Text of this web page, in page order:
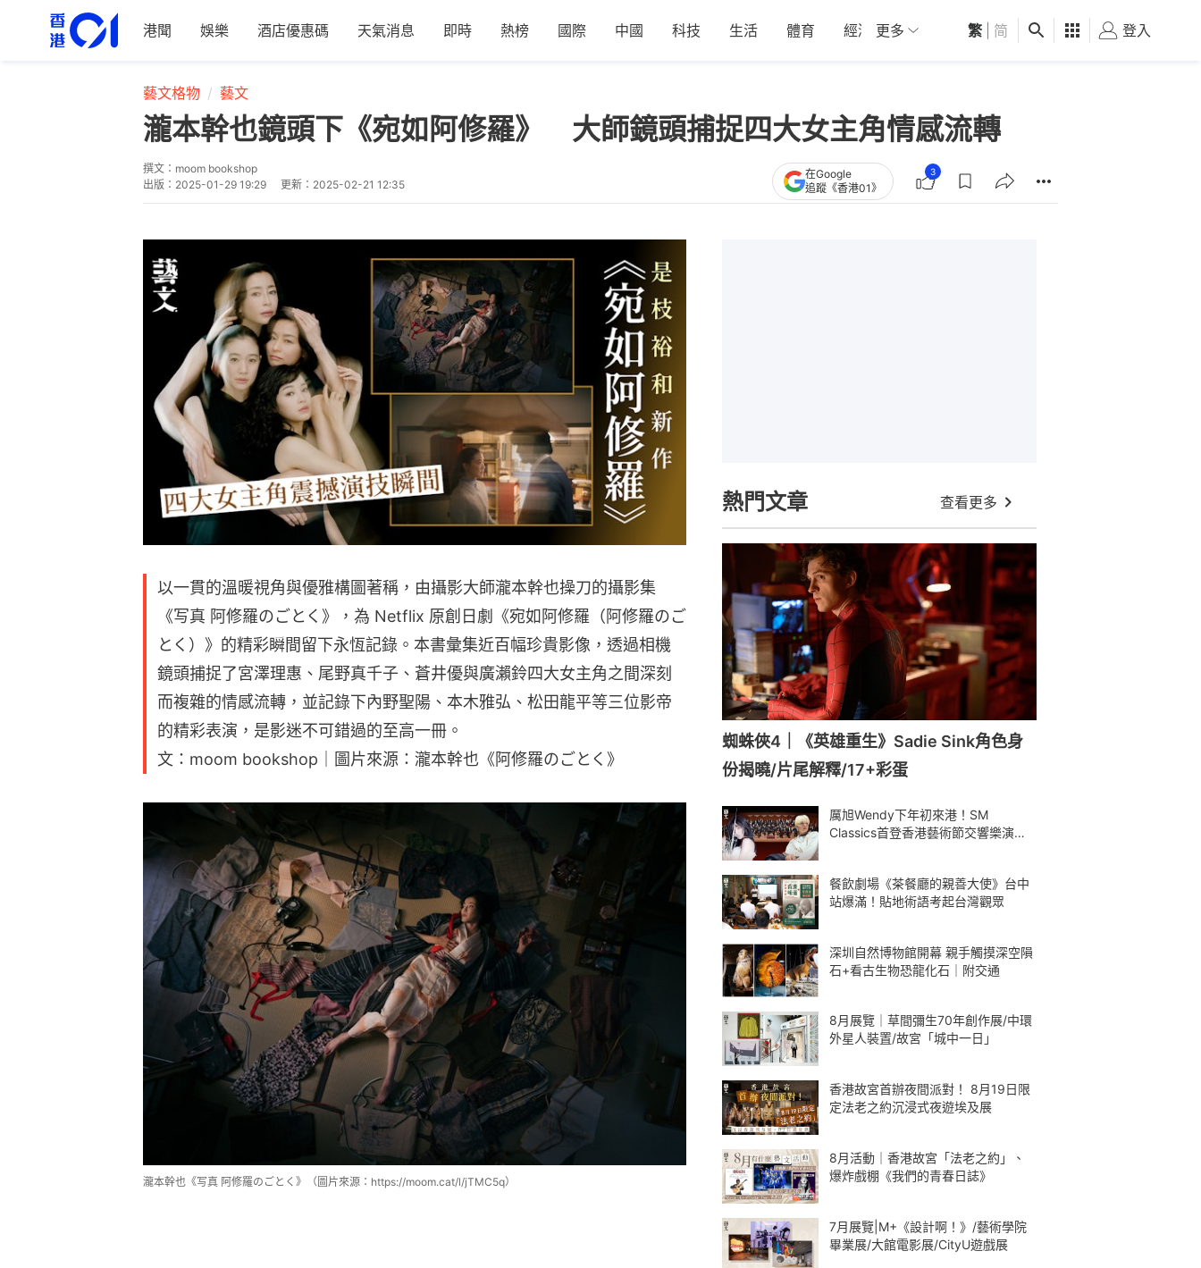
港聞 娛樂 酒店優惠碼 天氣消息 即時 熱榜 國際 中國 科技 生活 體育 經濟 01深圳 觀點 健康 好食玩飛
更多 繁 简 登入
藝文格物 藝文
瀧本幹也鏡頭下《宛如阿修羅》 大師鏡頭捕捉四大女主角情感流轉
撰文： moom bookshop
出版： 2025-01-29 19:29 更新： 2025-02-21 12:35
在Google
追蹤《香港01》
3
以一貫的溫暖視角與優雅構圖著稱，由攝影大師瀧本幹也操刀的攝影集
《写真 阿修羅のごとく》，為 Netflix 原創日劇《宛如阿修羅（阿修羅のご
とく）》的精彩瞬間留下永恆記錄。本書彙集近百幅珍貴影像，透過相機
鏡頭捕捉了宮澤理惠、尾野真千子、蒼井優與廣瀨鈴四大女主角之間深刻
而複雜的情感流轉，並記錄下內野聖陽、本木雅弘、松田龍平等三位影帝
的精彩表演，是影迷不可錯過的至高一冊。
文：moom bookshop｜圖片來源：瀧本幹也《阿修羅のごとく》
瀧本幹也《写真 阿修羅のごとく》（圖片來源：https://moom.cat/l/jTMC5q）
熱門文章 查看更多
蜘蛛俠4｜《英雄重生》Sadie Sink角色身
份揭曉/片尾解釋/17+彩蛋
厲旭Wendy下年初來港！SM
Classics首登香港藝術節交響樂演繹
餐飲劇場《茶餐廳的親善大使》台中
站爆滿！貼地術語考起台灣觀眾
深圳自然博物館開幕 親手觸摸深空隕
石+看古生物恐龍化石｜附交通
8月展覽｜草間彌生70年創作展/中環
外星人裝置/故宮「城中一日」
香港故宮首辦夜間派對！ 8月19日限
定法老之約沉浸式夜遊埃及展
8月活動｜香港故宮「法老之約」、
爆炸戲棚《我們的青春日誌》
7月展覽|M+《設計啊！》/藝術學院
畢業展/大館電影展/CityU遊戲展